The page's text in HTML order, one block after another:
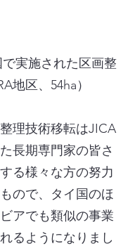
実施された区画整
地区、54ha）
理技術移転はJICA
長期専門家の皆さ
る様々な方の努力
ので、タイ国のほ
アでも類似の事業
るようになりまし